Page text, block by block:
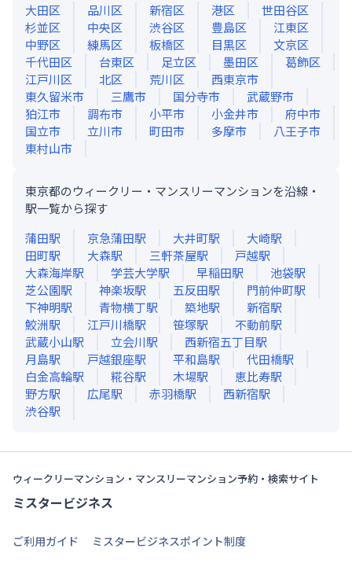
大田区
品川区 新宿区 港区
世田谷区
杉並区
中央区 渋谷区 豊島区
江東区
中野区
練馬区 板橋区 目黒区
文京区
千代田区
台東区 足立区 墨田区
葛飾区
江戸川区
北区 荒川区
西東京市
東久留米市
三鷹市 国分寺市
武蔵野市
狛江市
調布市 小平市 小金井市
府中市
国立市
立川市 町田市 多摩市
八王子市
東村山市
東京都のウィークリー・マンスリーマンションを沿線・
駅一覧から探す
蒲田駅 京急蒲田駅 大井町駅 大崎駅
田町駅 大森駅 三軒茶屋駅 戸越駅
大森海岸駅 学芸大学駅 早稲田駅 池袋駅
芝公園駅 神楽坂駅 五反田駅 門前仲町駅
下神明駅 青物横丁駅 築地駅 新宿駅
鮫洲駅 江戸川橋駅 笹塚駅 不動前駅
武蔵小山駅 立会川駅 西新宿五丁目駅
月島駅 戸越銀座駅 平和島駅 代田橋駅
白金高輪駅 糀谷駅 木場駅 恵比寿駅
野方駅 広尾駅 赤羽橋駅 西新宿駅
渋谷駅
ウィークリーマンション・マンスリーマンション予約・検索サイト
ミスタービジネス
ご利用ガイド
ミスタービジネスポイント制度